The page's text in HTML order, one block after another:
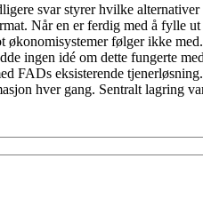
svar styrer hvilke
Når en er ferdig med å fylle
følger ikke
ingen idé om dette fungerte
FADs eksisterende
hver gang. Sentralt lagring